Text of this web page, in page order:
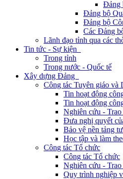
Đảng
Đảng bộ
Đảng bộ
Các Đảng
Lãnh đạo tỉnh qua các
Tin tức - Sự kiện
Trong tỉnh
Trong nước - Quốc tế
Xây dựng Đảng
Công tác Tuyên giáo và
Tin hoạt động
Tin hoạt động
Nghiên cứu - Trao
Đưa nghị quyết
Bảo vệ nền tảng
Học tập và làm
Công tác Tổ chức
Công tác Tổ chức
Nghiên cứu - Trao
Quy trình nghiệp